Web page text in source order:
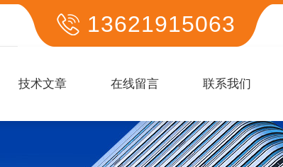
13621915063
技术文章 在线留言 联系我们